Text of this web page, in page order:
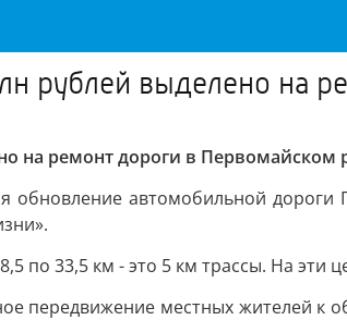
рублей выделено на
на ремонт дороги в Первомайском
обновление автомобильной
по 33,5 км - это 5 км трассы. На эти
передвижение местных жителей